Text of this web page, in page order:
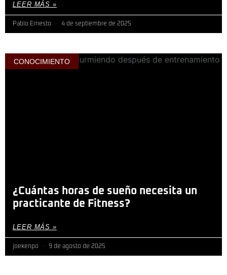
LEER MÁS »
Pablo Ernesto 4 de septiembre de 2025
CONOCIMIENTO
¿Cuántas horas de sueño necesita un
practicante de Fitness?
LEER MÁS »
joekenpo 9 de agosto de 2025